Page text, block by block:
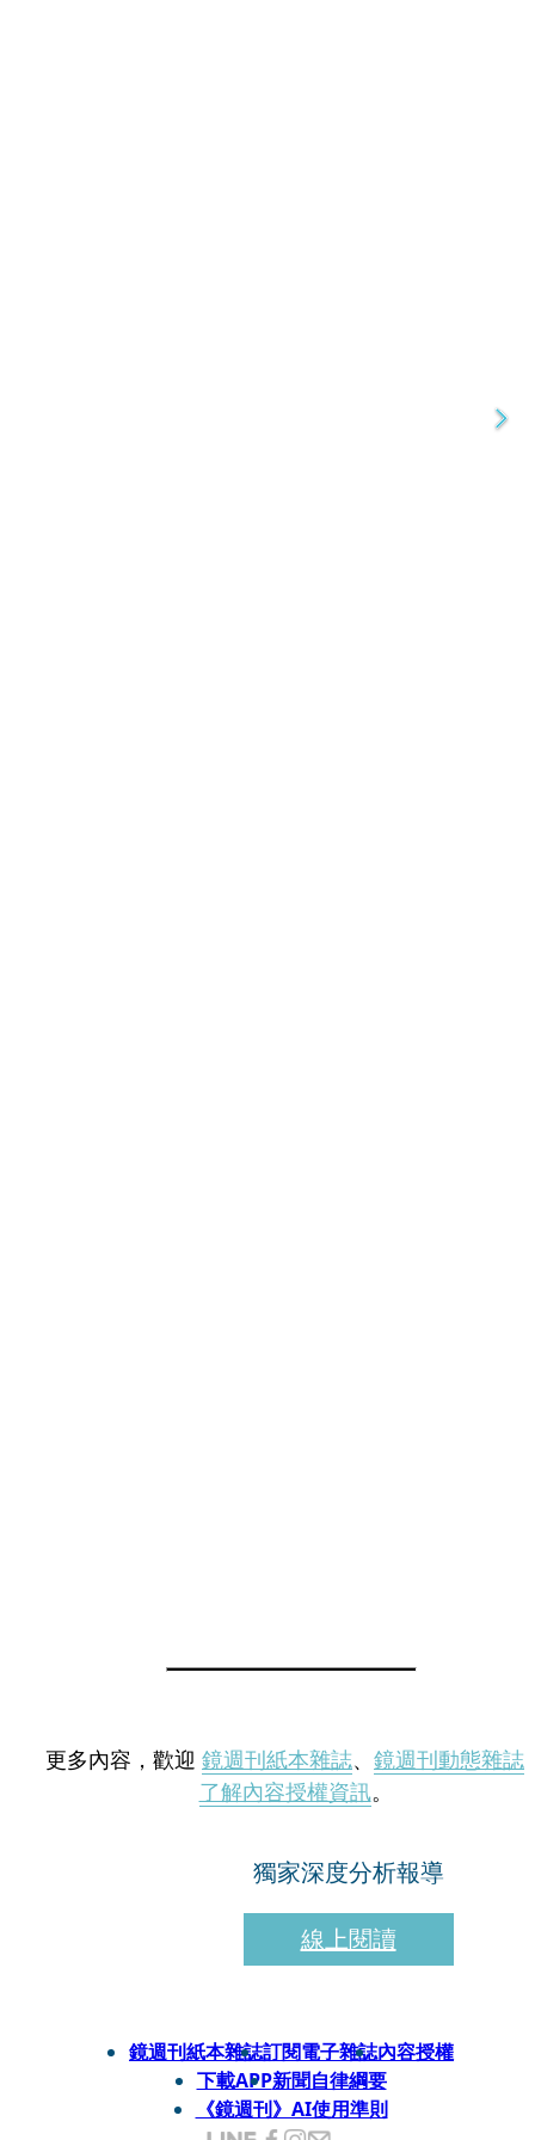
更多內容，歡迎 鏡週刊紙本雜誌、 鏡週刊動態雜誌
了解內容授權資訊。
獨家深度分析報導
線上閱讀
鏡週刊紙本雜誌訂閱電子雜誌內容授權
下載APP新聞自律綱要
《鏡週刊》AI使用準則